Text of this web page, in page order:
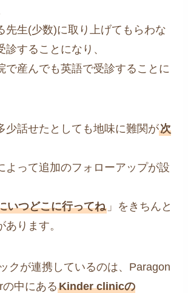
先生(少数)に取り上げてもらわな
診することになり、
で産んでも英語で受診することに
少話せたとしても地味に難関が次
よって追加のフォローアップが設
いつどこに行ってね 」をきちんと
ります。
クが連携しているのは、Paragon
の中にあるKinder clinicの